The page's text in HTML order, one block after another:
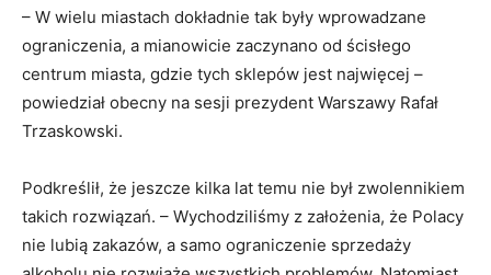
– W wielu miastach dokładnie tak były wprowadzane
ograniczenia, a mianowicie zaczynano od ścisłego
centrum miasta, gdzie tych sklepów jest najwięcej –
powiedział obecny na sesji prezydent Warszawy Rafał
Trzaskowski.
Podkreślił, że jeszcze kilka lat temu nie był zwolennikiem
takich rozwiązań. – Wychodziliśmy z założenia, że Polacy
nie lubią zakazów, a samo ograniczenie sprzedaży